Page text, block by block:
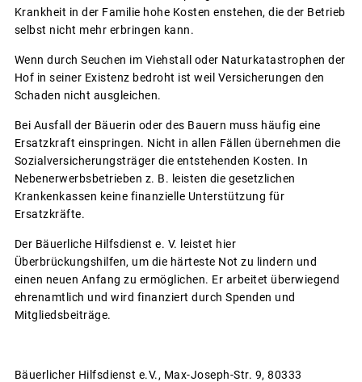
Krankheit in der Familie hohe Kosten enstehen, die der Betrieb
selbst nicht mehr erbringen kann.
Wenn durch Seuchen im Viehstall oder Naturkatastrophen der
Hof in seiner Existenz bedroht ist weil Versicherungen den
Schaden nicht ausgleichen.
Bei Ausfall der Bäuerin oder des Bauern muss häufig eine
Ersatzkraft einspringen. Nicht in allen Fällen übernehmen die
Sozialversicherungsträger die entstehenden Kosten. In
Nebenerwerbsbetrieben z. B. leisten die gesetzlichen
Krankenkassen keine finanzielle Unterstützung für
Ersatzkräfte.
Der Bäuerliche Hilfsdienst e. V. leistet hier
Überbrückungshilfen, um die härteste Not zu lindern und
einen neuen Anfang zu ermöglichen. Er arbeitet überwiegend
ehrenamtlich und wird finanziert durch Spenden und
Mitgliedsbeiträge.
Bäuerlicher Hilfsdienst e.V., Max-Joseph-Str. 9, 80333